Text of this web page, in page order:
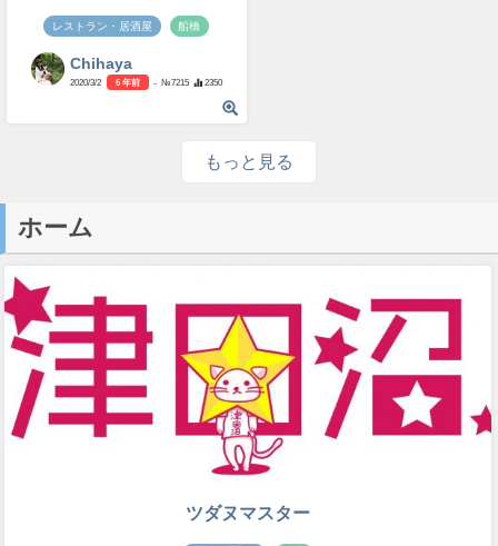
レストラン・居酒屋 船橋
Chihaya
2020/3/2 6 年前 - №7215 2350
もっと見る
ホーム
ツダヌマスター